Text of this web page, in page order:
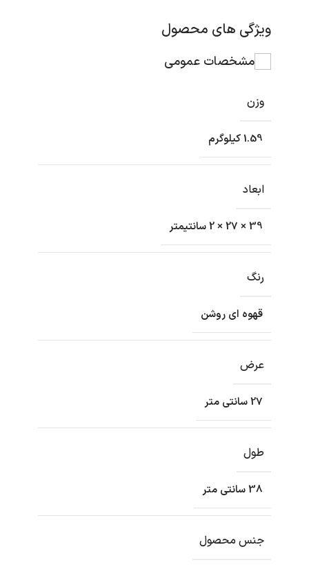
ویژگی های محصول
مشخصات عمومی
وزن
1.59 کیلوگرم
ابعاد
39 × 27 × 2 سانتیمتر
رنگ
قهوه ای روشن
عرض
27 سانتی متر
طول
38 سانتی متر
جنس محصول